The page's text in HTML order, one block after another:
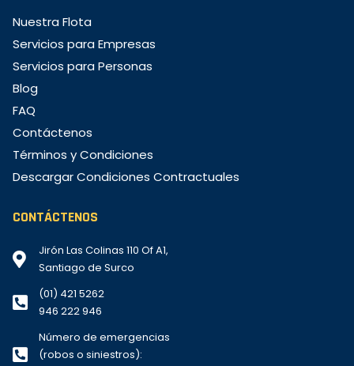
Nuestra Flota
Servicios para Empresas
Servicios para Personas
Blog
FAQ
Contáctenos
Términos y Condiciones
Descargar Condiciones Contractuales
CONTÁCTENOS
Jirón Las Colinas 110 Of A1,
Santiago de Surco
(01) 421 5262
946 222 946
Número de emergencias
(robos o siniestros):